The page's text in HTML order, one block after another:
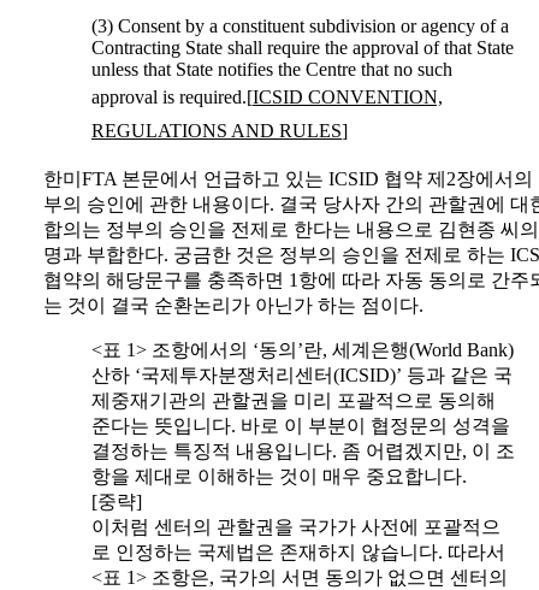
(3) Consent by a constituent subdivision or agency of a
Contracting State shall require the approval of that State
unless that State notifies the Centre that no such
approval is required.[ICSID CONVENTION,
REGULATIONS AND RULES]
한미FTA 본문에서 언급하고 있는 ICSID 협약 제2장에서의
부의 승인에 관한 내용이다. 결국 당사자 간의 관할권에 대
합의는 정부의 승인을 전제로 한다는 내용으로 김현종 씨
명과 부합한다. 궁금한 것은 정부의 승인을 전제로 하는
협약의 해당문구를 충족하면 1항에 따라 자동 동의로 간주
는 것이 결국 순환논리가 아닌가 하는 점이다.
<표 1> 조항에서의 ‘동의’란, 세계은행(World Bank)
산하 ‘국제투자분쟁처리센터(ICSID)’ 등과 같은 국
제중재기관의 관할권을 미리 포괄적으로 동의해
준다는 뜻입니다. 바로 이 부분이 협정문의 성격을
결정하는 특징적 내용입니다. 좀 어렵겠지만, 이 조
항을 제대로 이해하는 것이 매우 중요합니다.
[중략]
이처럼 센터의 관할권을 국가가 사전에 포괄적으
로 인정하는 국제법은 존재하지 않습니다. 따라서
<표 1> 조항은, 국가의 서면 동의가 없으면 센터의